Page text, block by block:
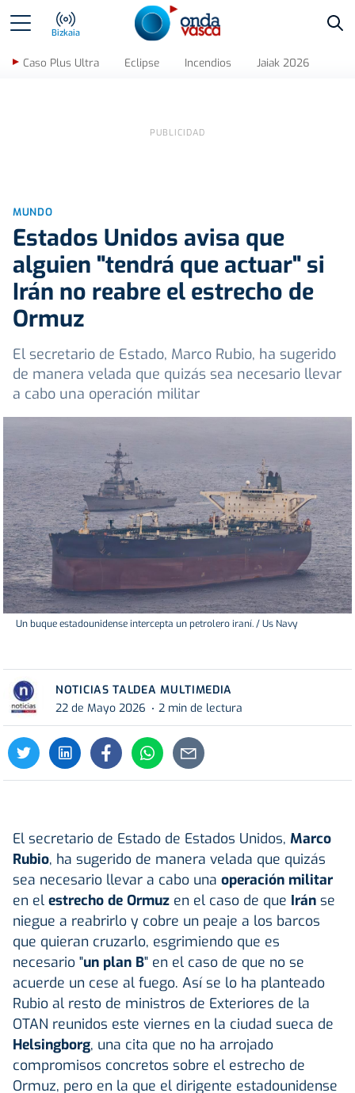
Bizkaia
Caso Plus Ultra Eclipse Incendios Jaiak 2026
MUNDO
Estados Unidos avisa que
alguien "tendrá que actuar" si
Irán no reabre el estrecho de
Ormuz
El secretario de Estado, Marco Rubio, ha sugerido
de manera velada que quizás sea necesario llevar
a cabo una operación militar
Un buque estadounidense intercepta un petrolero iraní. / Us Navy
NOTICIAS TALDEA MULTIMEDIA
22 de Mayo 2026
2 min de lectura
El secretario de Estado de Estados Unidos, Marco
Rubio, ha sugerido de manera velada que quizás
sea necesario llevar a cabo una operación militar
en el estrecho de Ormuz en el caso de que Irán se
niegue a reabrirlo y cobre un peaje a los barcos
que quieran cruzarlo, esgrimiendo que es
necesario "un plan B" en el caso de que no se
acuerde un cese al fuego. Así se lo ha planteado
Rubio al resto de ministros de Exteriores de la
OTAN reunidos este viernes en la ciudad sueca de
Helsingborg, una cita que no ha arrojado
compromisos concretos sobre el estrecho de
Ormuz, pero en la que el dirigente estadounidense